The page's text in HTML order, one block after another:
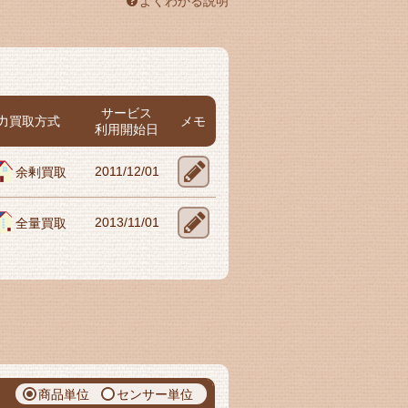
買取方式
サービス
利用開始日
メモ
余剰買取 2011/12/01
全量買取 2013/11/01
商品単位 センサー単位